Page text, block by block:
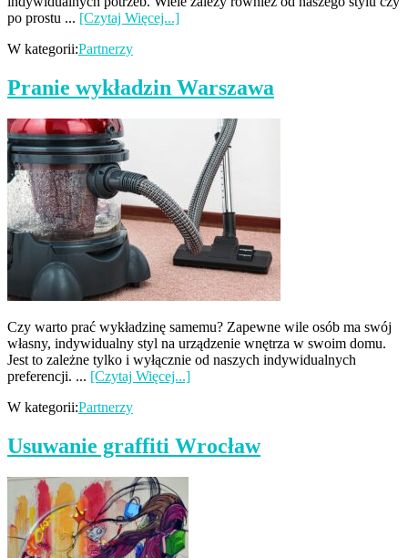
po prostu ... [Czytaj Więcej...]
W kategorii:Partnerzy
Pranie wykładzin Warszawa
Czy warto prać wykładzinę samemu? Zapewne wile osób ma swój
własny, indywidualny styl na urządzenie wnętrza w swoim domu.
Jest to zależne tylko i wyłącznie od naszych indywidualnych
preferencji. ... [Czytaj Więcej...]
W kategorii:Partnerzy
Usuwanie graffiti Wrocław